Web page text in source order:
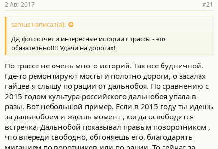
н
о
с
и
:
2 Авг 2017 #21
samus написал(а):
Да, фотоотчет и интересные истории с трассы - это
обязательно!!!! Удачи на дорогах!
По трассе не очень много историй. Так все будничной.
Где-то ремонтируют мосты и полотно дороги, о засалах
гайцев я слышу по рации от дальнобоя. По сравнению с
2015 годом культура российского дальнобоя упала в
разы. Вот небольшой пример. Если в 2015 году ты идёшь
за дальнобоем и ждешь момент , когда освободится
встречка, Дальнобой показывал правым поворотником ,
что впереди свободно, обгоняешь его, благодарить
миганием по воротников или по рации. То сейчас за